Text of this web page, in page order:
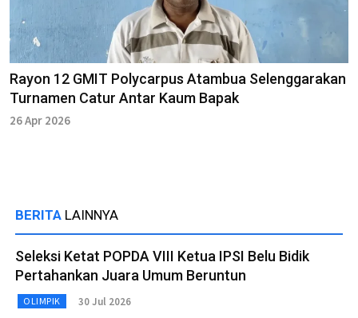
Rayon 12 GMIT Polycarpus Atambua Selenggarakan
Turnamen Catur Antar Kaum Bapak
26 Apr 2026
BERITA LAINNYA
Seleksi Ketat POPDA VIII Ketua IPSI Belu Bidik
Pertahankan Juara Umum Beruntun
OLIMPIK 30 Jul 2026